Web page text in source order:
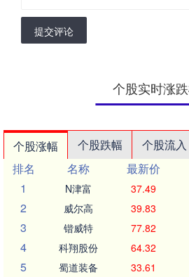
提交评论
个股实时涨
个股涨幅 个股跌幅 个股流入
排名
名称 最新价
1
N津富 37.49
2 威尔高 39.83
3 锴威特 77.82
4 科翔股份 64.32
5 蜀道装备 33.61